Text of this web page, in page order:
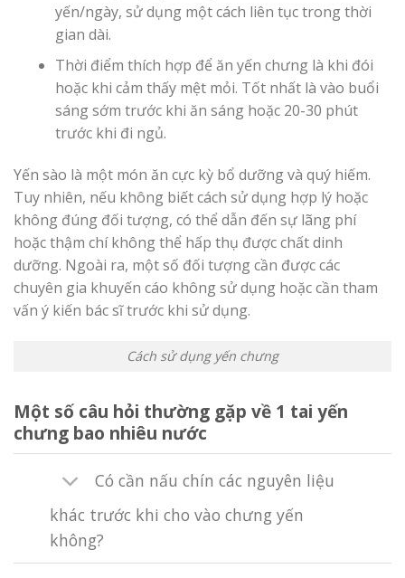
yến/ngày, sử dụng một cách liên tục trong thời
gian dài.
Thời điểm thích hợp để ăn yến chưng là khi đói
hoặc khi cảm thấy mệt mỏi. Tốt nhất là vào buổi
sáng sớm trước khi ăn sáng hoặc 20-30 phút
trước khi đi ngủ.
Yến sào là một món ăn cực kỳ bổ dưỡng và quý hiếm.
Tuy nhiên, nếu không biết cách sử dụng hợp lý hoặc
không đúng đối tượng, có thể dẫn đến sự lãng phí
hoặc thậm chí không thể hấp thụ được chất dinh
dưỡng. Ngoài ra, một số đối tượng cần được các
chuyên gia khuyến cáo không sử dụng hoặc cần tham
vấn ý kiến bác sĩ trước khi sử dụng.
Cách sử dụng yến chưng
Một số câu hỏi thường gặp về 1 tai yến
chưng bao nhiêu nước
Có cần nấu chín các nguyên liệu
khác trước khi cho vào chưng yến
không?